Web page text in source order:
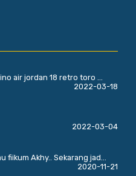
air jordan 18 retro toro ...
2022-03-18
2022-03-04
fiikum Akhy.. Sekarang jad...
2020-11-21